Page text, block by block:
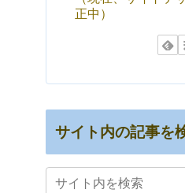
正中）
サイト内の記事を